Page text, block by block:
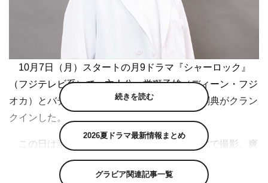
10月7日（月）スタートの月9ドラマ『シャーロック』
（フジテレビ系）で、主人公・誉獅子雄（ディーン・フジ
オカ）とバディを組む若宮潤一を演じる岩田剛典がクラン
クインした。
この日は潮の香りが漂うマリーナベイエリアで撮影。爽
やかな青空の下、岩田は「いよいよ始まったなと実感して
います。ディーンさん、西谷監督はじめ今作で初めてご一
続きを読む
2026夏ドラマ最新情報まとめ
グラビア関連記事一覧